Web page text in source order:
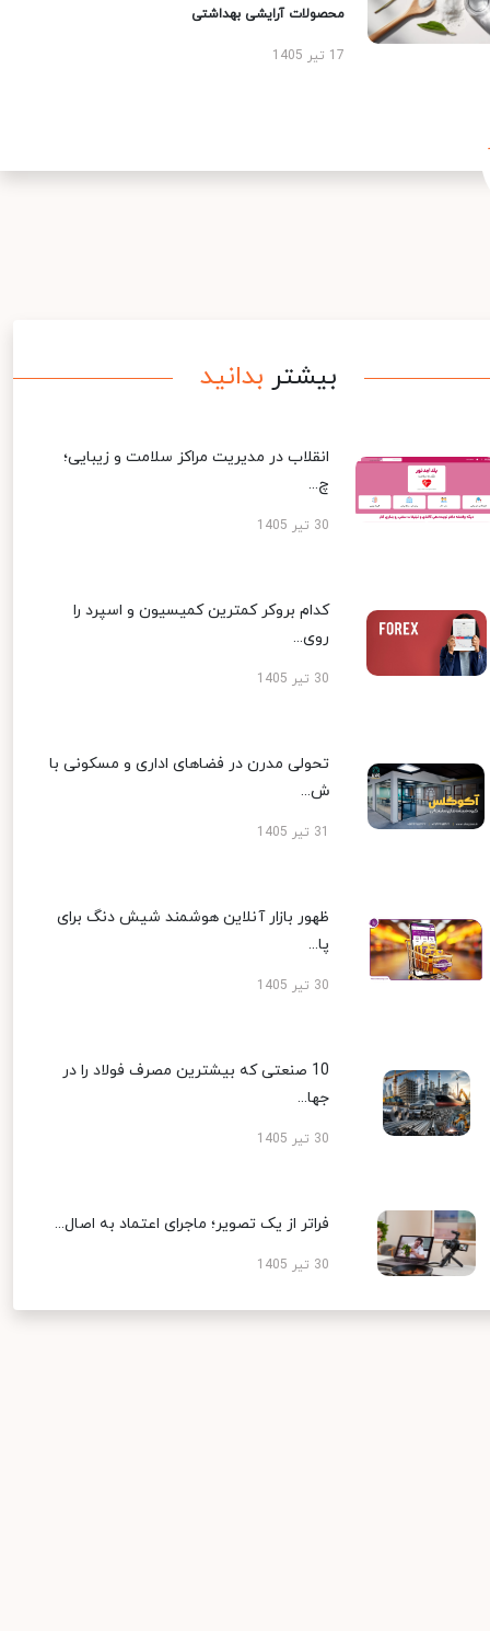
محصولات آرایشی بهداشتی
17 تیر 1405
بیشتر بدانید
انقلاب در مدیریت مراکز سلامت و زیبایی؛
چ...
30 تیر 1405
کدام بروکر کمترین کمیسیون و اسپرد را
روی...
30 تیر 1405
تحولی مدرن در فضاهای اداری و مسکونی با
ش...
ظهور بازار آنلاین هوشمند شیش دنگ برای
پا...
30 تیر 1405
10 صنعتی که بیشترین مصرف فولاد را در
جها...
30 تیر 1405
فراتر از یک تصویر؛ ماجرای اعتماد به اصال...
30 تیر 1405